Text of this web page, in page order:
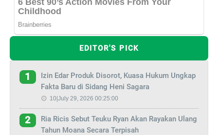
EDITOR'S PICK
1
Izin Edar Produk Disorot, Kuasa Hukum Ungkap
Fakta Baru di Sidang Heni Sagara
10|July 29, 2026 00:25:00
2
Ria Ricis Sebut Teuku Ryan Akan Rayakan Ulang
Tahun Moana Secara Terpisah